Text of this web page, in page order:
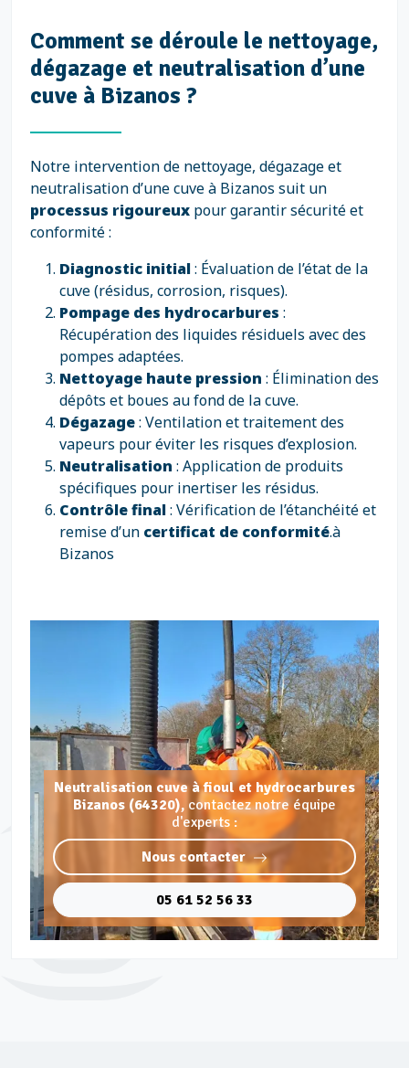
Comment se déroule le nettoyage,
dégazage et neutralisation d’une
cuve à Bizanos ?
Notre intervention de nettoyage, dégazage et
neutralisation d’une cuve à Bizanos suit un
processus rigoureux pour garantir sécurité et
conformité :
Diagnostic initial: Évaluation de l’état de la
cuve (résidus, corrosion, risques).
Pompage des hydrocarbures :
Récupération des liquides résiduels avec des
pompes adaptées.
Nettoyage haute pression : Élimination des
dépôts et boues au fond de la cuve.
Dégazage: Ventilation et traitement des
vapeurs pour éviter les risques d’explosion.
Neutralisation : Application de produits
spécifiques pour inertiser les résidus.
Contrôle final: Vérification de l’étanchéité et
remise d’un certificat de conformité.à
Bizanos
Neutralisation cuve à fioul et hydrocarbures
Bizanos (64320), contactez notre équipe
d'experts :
Nous contacter
05 61 52 56 33